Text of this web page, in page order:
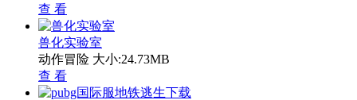
查 看
兽化实验室
动作冒险 大小:24.73MB
查 看